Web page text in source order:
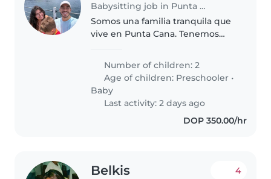
Babysitting job in Punta Cana
Somos una familia tranquila que
vive en Punta Cana. Tenemos
una niña de 15 meses. Nuestros
niños son muy importantes para
nosotros. El mayor es curioso,..
Number of children: 2
Age of children: Preschooler •
Baby
Last activity: 2 days ago
DOP 350.00/hr
Belkis 4